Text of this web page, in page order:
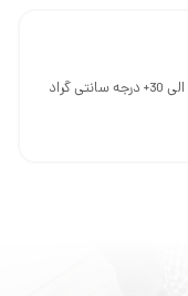
به مدت 12 ماه در انبار سرپوشيده در دمای 5+ الی 30+ درجه سانتی گراد